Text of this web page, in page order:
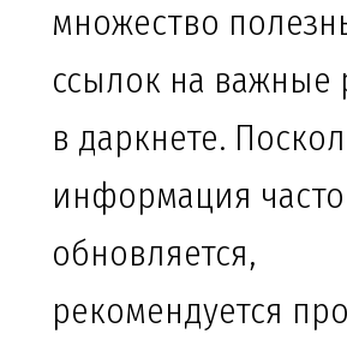
множество
ссылок на важные
в даркнете.
информация часто
обновляется,
рекомендуется